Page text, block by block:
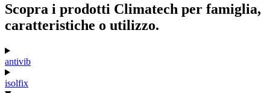
IT
Scopra i prodotti Climatech per famiglia,
caratteristiche o utilizzo.
antivib
isolfix